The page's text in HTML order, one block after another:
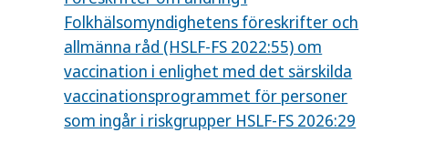
Folkhälsomyndighetens föreskrifter och
allmänna råd (HSLF-FS 2022:55) om
vaccination i enlighet med det särskilda
vaccinationsprogrammet för personer
som ingår i riskgrupper HSLF-FS 2026:29